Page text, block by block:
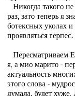
Никогда такого
раз, зато теперь я
ботексных уколах
проявляться
Пересматриваем
я, а мио марито -
актуальность
этого слова -
думала, будет